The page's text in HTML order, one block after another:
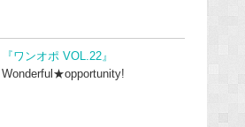
『ワンオポ VOL.22』
Wonderful★opportunity!